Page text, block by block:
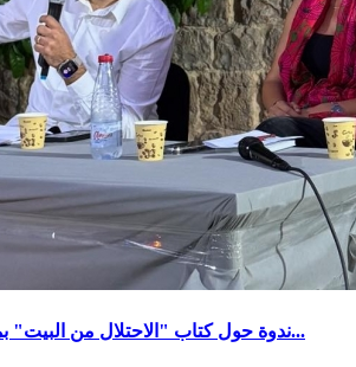
ندوة حول كتاب "الاحتلال من البيت" بمشاركة واسعة بمركز...